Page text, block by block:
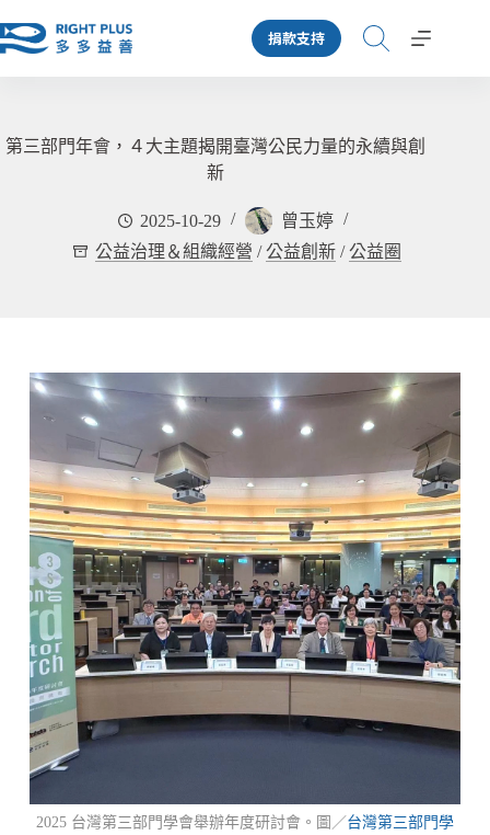
至
容
捐款支持
第三部門年會，４大主題揭開臺灣公民力量的永續與創
新
2025-10-29
曾玉婷
公益治理＆組織經營 /公益創新 /公益圈
2025 台灣第三部門學會舉辦年度研討會。圖／台灣第三部門學